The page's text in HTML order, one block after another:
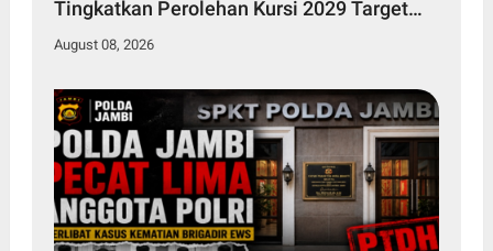
Tingkatkan Perolehan Kursi 2029 Target
Tembus 4 Besar
August 08, 2026